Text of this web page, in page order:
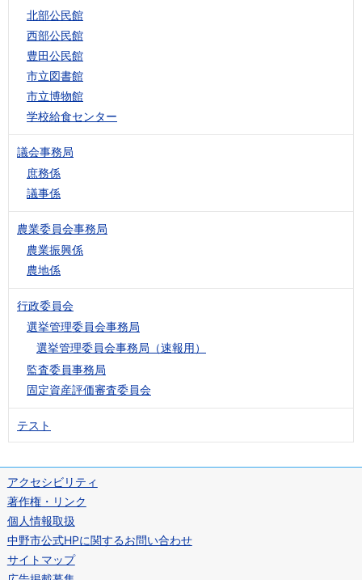
北部公民館
西部公民館
豊田公民館
市立図書館
市立博物館
学校給食センター
議会事務局
庶務係
議事係
農業委員会事務局
農業振興係
農地係
行政委員会
選挙管理委員会事務局
選挙管理委員会事務局（速報用）
監査委員事務局
固定資産評価審査委員会
テスト
アクセシビリティ
著作権・リンク
個人情報取扱
中野市公式HPに関するお問い合わせ
サイトマップ